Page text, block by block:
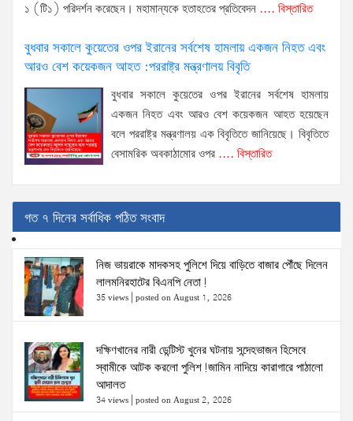
১ (টি১) পরিদর্শন করেছেন। মহামান্যকে হতাহতের প্রতিবেদন .... বিস্তারিত
বুধবার সকালে কুয়েতের ওপর ইরানের সর্বশেষ হামলায় একজন নিহত এবং
আরও বেশ কয়েকজন আহত :পররাষ্ট্র মন্ত্রণালয় বিবৃতি
বুধবার সকালে কুয়েতের ওপর ইরানের সর্বশেষ হামলায়
একজন নিহত এবং আরও বেশ কয়েকজন আহত হয়েছেন
বলে পররাষ্ট্র মন্ত্রণালয় এক বিবৃতিতে জানিয়েছে। বিবৃতিতে
বেসামরিক অবকাঠামোর ওপর .... বিস্তারিত
গত ৭ দিনের সর্বাধিক পঠিত সংবাদ
নিজ ভায়রাকে মাদকসহ পুলিশে দিয়ে বাড়িতে বাজার পৌঁছে দিলেন
লালমনিরহাটের বিএনপি নেতা!
35 views posted on August 1, 2026
দক্ষিণখানের নারী ডেন্টিস্ট খুনের ঘটনায় সন্দেহভাজন হিসেবে
স্বামীকে আটক করলো পুলিশ!জামিন নাদিয়ে কারাগারে পাঠালো
আদালত
34 views posted on August 2, 2026